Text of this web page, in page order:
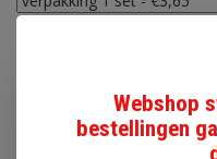
Webshop
bestellingen